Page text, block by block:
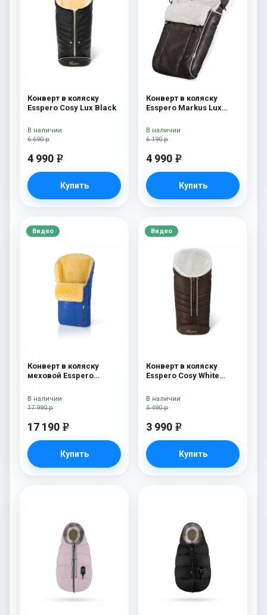
Конверт в коляску
Esspero Cosy Lux Black
6 690 р
4 990 e
Купить
В наличии
Конверт в коляску
Esspero Markus Lux
овечья шерсть) Brown
6 190 р
4 990 e
Купить
В наличии
Видео
Конверт в коляску
меховой Esspero
(натуральная овчина)
Sky
17 990 р
17 190 e
Купить
В наличии
Видео
Конверт в коляску
Esspero Cosy White
5 490 р
3 990 e
Купить
В наличии